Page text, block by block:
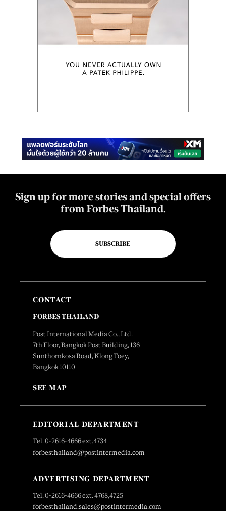
Sign up for more stories and special offers
from Forbes Thailand.
SUBSCRIBE
CONTACT
FORBES THAILAND
Post International Media Co., Ltd.
7th Floor, Bangkok Post Building, 136
Sunthornkosa Road, Klong Toey,
Bangkok 10110
SEE MAP
EDITORIAL DEPARTMENT
Tel. 0-2616-4666 ext.4734
forbesthailand@postintermedia.com
ADVERTISING DEPARTMENT
Tel. 0-2616-4666 ext. 4768,4725
forbesthailand.sales@postintermedia.com